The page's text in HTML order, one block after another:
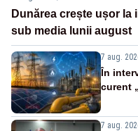
Dunărea crește ușor la
sub media lunii august
7 aug.
În
curent
7 aug.